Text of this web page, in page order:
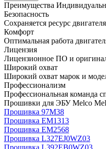
Преимущества
Безопасность
Сохраняется ресурс
Комфорт
Оптимальная работа
Лицензия
Лицензионное ПО и
Широкий охват
Широкий охват марок и
Профессионализм
Профессиональная команда
Прошивки для ЭБУ Melco
Прошивка 97M38
Прошивка EM1313
Прошивка EM2568
Прошивка L327EJ0WZ03
Прошивка L392EB0WZ03